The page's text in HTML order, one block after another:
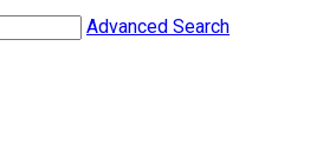
Advanced Search